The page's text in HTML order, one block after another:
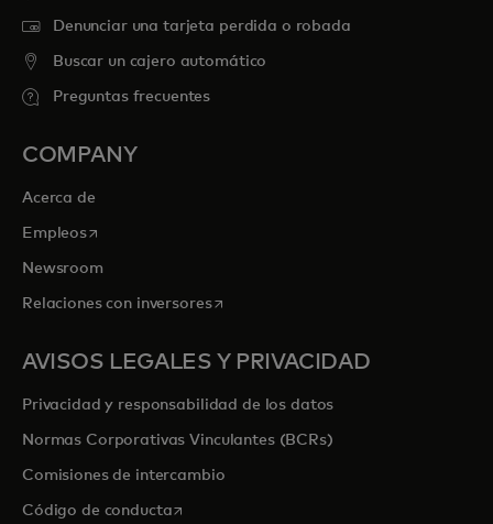
Denunciar una tarjeta perdida o robada
Buscar un cajero automático
Preguntas frecuentes
COMPANY
Acerca de
Empleosse abre en una pestaña nueva
Newsroom
Relaciones con inversoresse abre en una pestaña nueva
AVISOS LEGALES Y PRIVACIDAD
Privacidad y responsabilidad de los datos
Normas Corporativas Vinculantes (BCRs)
Comisiones de intercambio
Código de conductase abre en una pestaña nueva